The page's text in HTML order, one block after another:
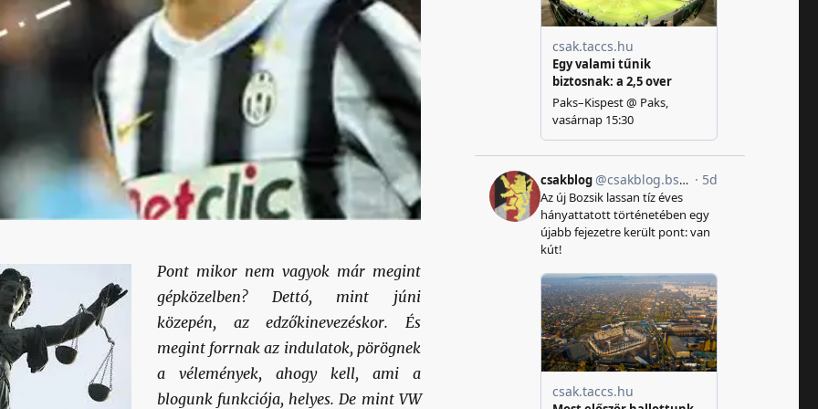
Pont mikor nem vagyok már megint
gépközelben? Dettó, mint júni
közepén, az edzőkinevezéskor. És
megint forrnak az indulatok, pörögnek
a vélemények, ahogy kell, ami a
blogunk funkciója, helyes. De mint VW